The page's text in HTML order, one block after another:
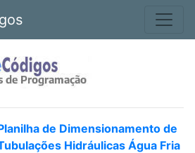
de Dimensionamento de
Hidráulicas Água Fria